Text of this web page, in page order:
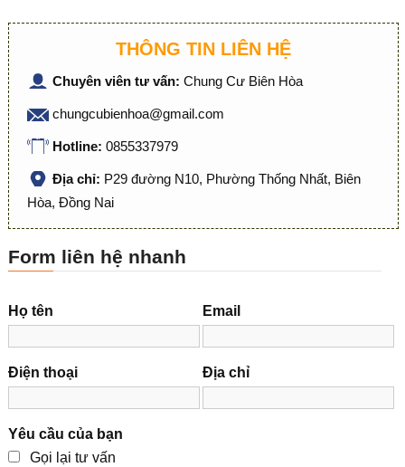
THÔNG TIN LIÊN HỆ
Chuyên viên tư vấn: Chung Cư Biên Hòa
chungcubienhoa@gmail.com
Hotline: 0855337979
Địa chỉ: P29 đường N10, Phường Thống Nhất, Biên
Hòa, Đồng Nai
Form liên hệ nhanh
Họ tên Email
Điện thoại Địa chỉ
Yêu cầu của bạn
Gọi lại tư vấn